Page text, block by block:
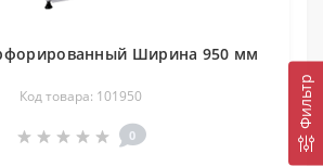
Фильтр
Ширина 950 мм
Код товара: 101950
0